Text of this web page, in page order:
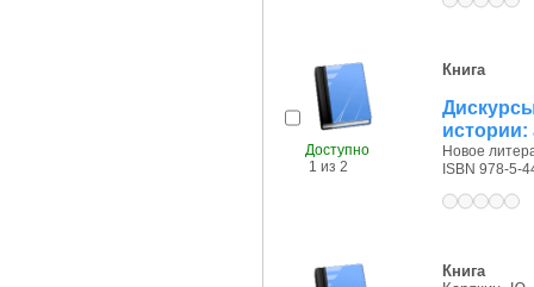
Доступно
1 из 2
Книга
истории:
Новое
ISBN 978-5-
Книга